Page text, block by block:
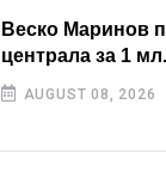
Веско Маринов
централа за 1
AUGUST 08, 2026